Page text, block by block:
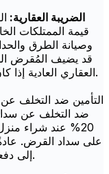
الضريبة العقارية:
قيمة الممتلكات
وصيانة الطرق
قد يضيف المُقرض
العقاري العادية إذا كان يقوم بتحصيل الضرائب العقارية نيابةً عنك.
التأمين ضد التخلف
ضد التخلف عن
20% عند شراء
على سداد القرض.
إلى دفعاتك الشهرية، ولكن يمكن أيضاً دفعها مقدماً.